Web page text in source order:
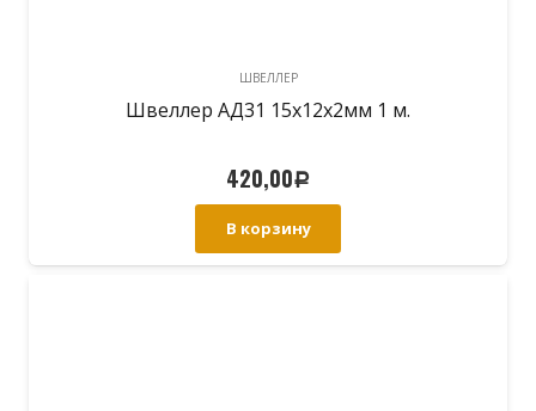
ШВЕЛЛЕР
Швеллер АД31 15х12х2мм 1 м.
420,00Р
В корзину